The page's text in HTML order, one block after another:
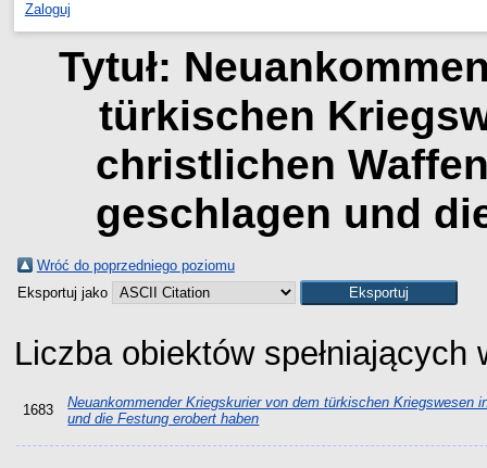
Zaloguj
Tytuł:
türkischen
christlichen
geschlagen und
Wróć do poprzedniego poziomu
Eksportuj jako
Liczba obiektów
1683
Neuankommender Kriegskurier von dem türkischen
und die Festung erobert haben